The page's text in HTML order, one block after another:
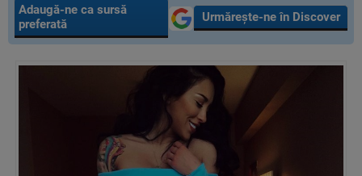
Adaugă-ne ca sursă
preferată
Urmărește-ne în Discover